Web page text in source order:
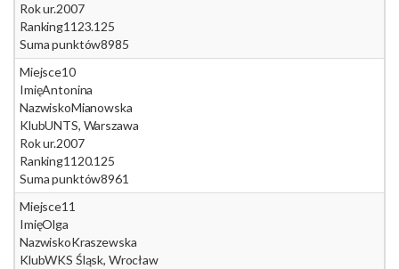
Rok ur.2007
Ranking1123.125
Suma punktów8985
Miejsce10
ImięAntonina
NazwiskoMianowska
KlubUNTS, Warszawa
Rok ur.2007
Ranking1120.125
Suma punktów8961
Miejsce11
ImięOlga
NazwiskoKraszewska
KlubWKS Śląsk, Wrocław